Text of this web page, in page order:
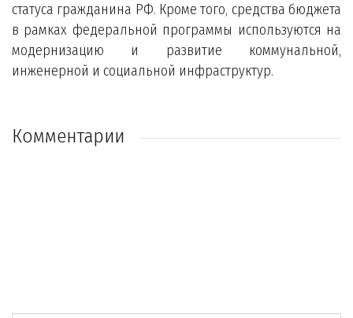
статуса гражданина РФ. Кроме того, средства бюджета
в рамках федеральной программы используются на
модернизацию и развитие коммунальной,
инженерной и социальной инфраструктур.
Комментарии